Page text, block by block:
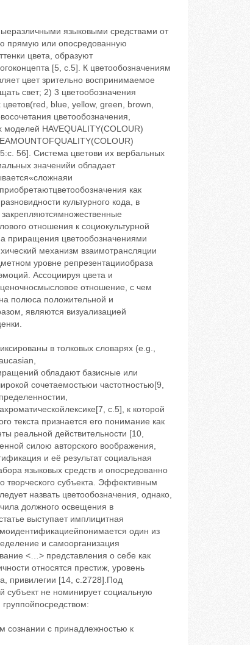
языковыми средствами от
прямую или опосредованную
цвета, образуют
[5, с.5]. К цветообозначениям
цвет ‬зрительно воспринимаемое
свет; 2) 3 цветообозначения
blue, yellow, green, brown,
‬цветообозначения,
моделей HAVEQUALITY(COLOUR)
56]. Система цветови их вербальных
значенийи обладает
как
культурного кода, в
отношения к социокультурной
приращения цветообозначениями
механизм взаимотрансляции
уровне репрезентацииобраза
Ассоциируя цвета и
отношение, с чем
полюса положительной и
являются визуализацией
в толковых словарях (e.g.,
обладают базисные или
сочетаемостьюи частотностью[9,
с.5], к которой
текста признается его понимание как
реальной действительности [10,
силою авторского воображения,
и её результат социальная
языковых средств и опосредованно
творческого субъекта. Эффективным
назвать цветообозначения, однако,
должного освещения в
выступает имплицитная
один из
и самоорганизация
<…> представления о себе как
относятся престиж, уровень
привилегии [14, c.2728].Под
субъект не номинирует социальную
сознании с принадлежностью к